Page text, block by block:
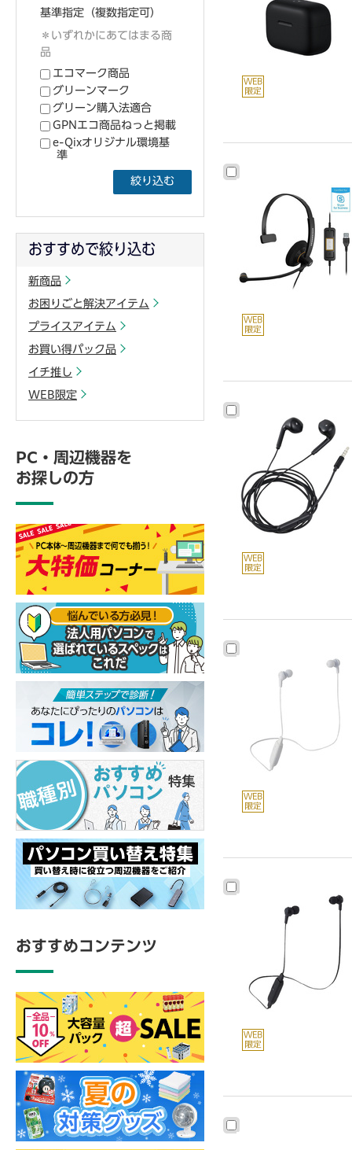
基準指定（複数指定可）
＊いずれかにあてはまる商
品
エコマーク商品
グリーンマーク
グリーン購入法適合
GPNエコ商品ねっと掲載
e-Qixオリジナル環境基
準
絞り込む
おすすめで絞り込む
新商品
お困りごと解決アイテム
プライスアイテム
お買い得パック品
イチ推し
WEB限定
PC・周辺機器を
お探しの方
おすすめコンテンツ